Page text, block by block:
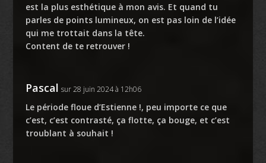
est la plus esthétique à mon avis. Et quand tu
parles de points lumineux, on est pas loin de l’idée
qui me trottait dans la tête.
Content de te retrouver !
Pascal sur 28 juin 2024 à 12h06
Le période floue d’Estienne !, peu importe ce que
c’est, c’est contrasté, ça flotte, ça bouge, et c’est
troublant à souhait !